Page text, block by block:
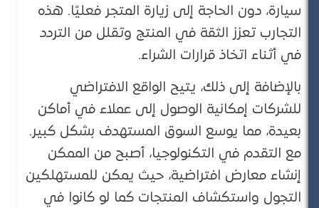
سيارة، دون الحاجة إلى زيارة المتجر فعليًا. هذه
التجارب تعزز الثقة في المنتج وتقلل من التردد
في أثناء اتخاذ قرارات الشراء.
بالإضافة إلى ذلك، يتيح الواقع الافتراضي
للشركات إمكانية الوصول إلى عملاء في أماكن
بعيدة، مما يوسع السوق المستهدف بشكل كبير.
مع التقدم في التكنولوجيا، أصبح من الممكن
إنشاء معارض افتراضية، حيث يمكن للمستهلكين
التجول واستكشاف المنتجات كما لو كانوا في